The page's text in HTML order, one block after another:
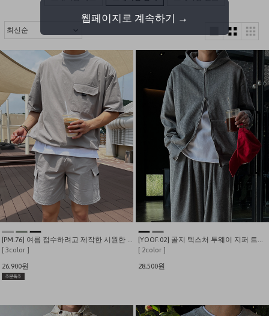
[PM.76] 여름 접수하려고 제작한 시원한 스판 윈드 스트링 반팔티
[ 3color ]
26,900원
[YOOF.02] 골지 텍스처 투웨이 지퍼 트레이닝 후드집업
[ 2color ]
28,500원
웹페이지로 계속하기 →